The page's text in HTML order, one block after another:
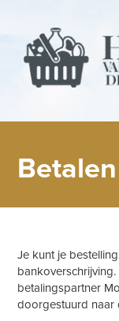
Betalen
Je kunt je
betalingspartner
doorgestuurd naar